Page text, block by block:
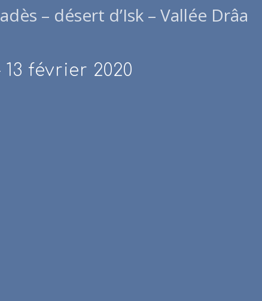
– désert d’Isk – Vallée Drâa
13 février 2020